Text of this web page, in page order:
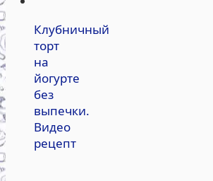
Клубничный
торт
на
йогурте
без
выпечки.
Видео
рецепт